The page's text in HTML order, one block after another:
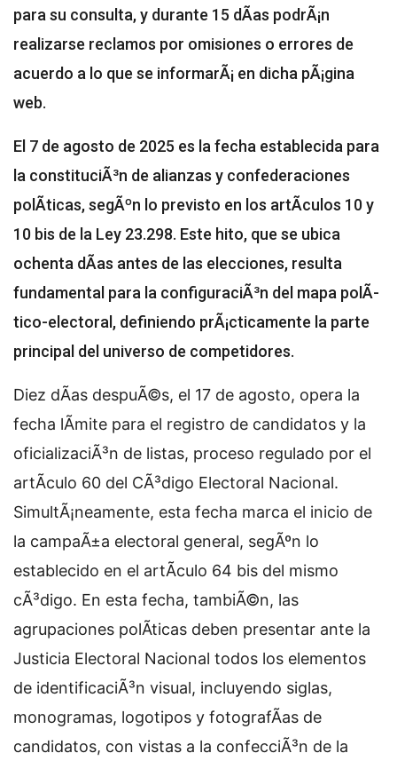
para su consulta, y durante 15 dÃ­as podrÃ¡n
realizarse reclamos por omisiones o errores de
acuerdo a lo que se informarÃ¡ en dicha pÃ¡gina
web.
El 7 de agosto de 2025 es la fecha establecida para
la constituciÃ³n de alianzas y confederaciones
polÃ­ticas, segÃºn lo previsto en los artÃ­culos 10 y
10 bis de la Ley 23.298. Este hito, que se ubica
ochenta dÃ­as antes de las elecciones, resulta
fundamental para la configuraciÃ³n del mapa polÃ­
tico-electoral, definiendo prÃ¡cticamente la parte
principal del universo de competidores.
Diez dÃ­as despuÃ©s, el 17 de agosto, opera la
fecha lÃ­mite para el registro de candidatos y la
oficializaciÃ³n de listas, proceso regulado por el
artÃ­culo 60 del CÃ³digo Electoral Nacional.
SimultÃ¡neamente, esta fecha marca el inicio de
la campaÃ±a electoral general, segÃºn lo
establecido en el artÃ­culo 64 bis del mismo
cÃ³digo. En esta fecha, tambiÃ©n, las
agrupaciones polÃ­ticas deben presentar ante la
Justicia Electoral Nacional todos los elementos
de identificaciÃ³n visual, incluyendo siglas,
monogramas, logotipos y fotografÃ­as de
candidatos, con vistas a la confecciÃ³n de la